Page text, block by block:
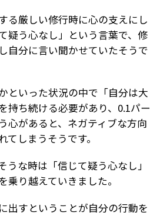
る厳しい修行時に心の支えにし
疑う心なし」という言葉で、修
自分に言い聞かせていたそうで
といった状況の中で「自分は大
持ち続ける必要があり、0.1パー
心があると、ネガティブな方向
てしまうそうです。
うな時は「信じて疑う心なし」
乗り越えていきました。
出すということが自分の行動を